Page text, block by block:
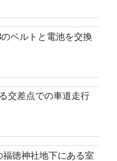
ベルトと電池を交換
交差点での車道走行
徳神社地下にある室